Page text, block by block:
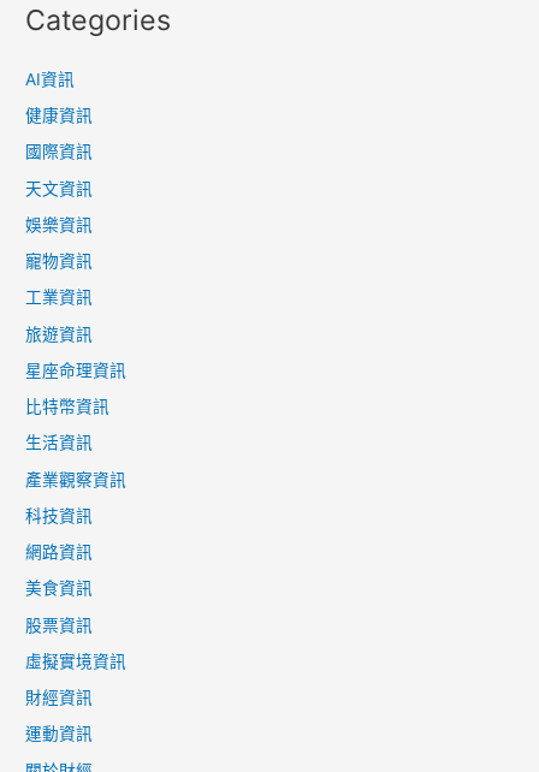
Categories
AI資訊
健康資訊
國際資訊
天文資訊
娛樂資訊
寵物資訊
工業資訊
旅遊資訊
星座命理資訊
比特幣資訊
生活資訊
產業觀察資訊
科技資訊
網路資訊
美食資訊
股票資訊
虛擬實境資訊
財經資訊
運動資訊